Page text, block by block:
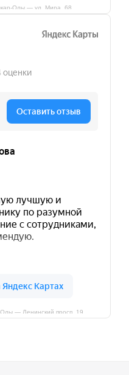
— ул. Мира, 68
— Ленинский просп.,19